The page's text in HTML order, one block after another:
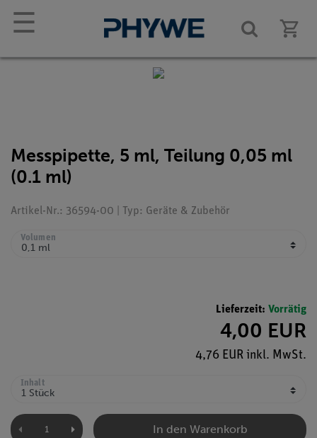
☰
Messpipette, 5 ml, Teilung 0,05 ml
(0.1 ml)
Artikel-Nr.: 36594-00 | Typ: Geräte & Zubehör
Volumen
Lieferzeit: Vorrätig
4,00 EUR
4,76 EUR inkl. MwSt.
Inhalt
In den Warenkorb